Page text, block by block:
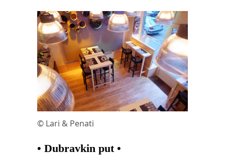
© Lari & Penati
• Dubravkin put •